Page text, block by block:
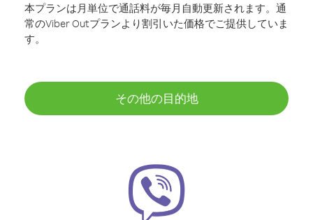
本プランは月単位で通話料が毎月自動更新されます。通
常のViber Outプランより割引いた価格でご提供していま
す。
その他の目的地